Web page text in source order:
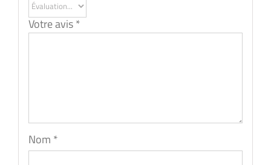
Votre avis*
Nom *